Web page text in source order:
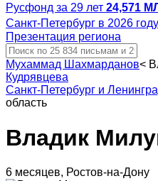
Русфонд за 29 лет 24,571
Санкт-Петербург в 2026 году
Презентация региона
Мухаммад Шахмарданов<
Кудрявцева
Санкт-Петербург и
область
Владик
6 месяцев, Ростов-на-Дону